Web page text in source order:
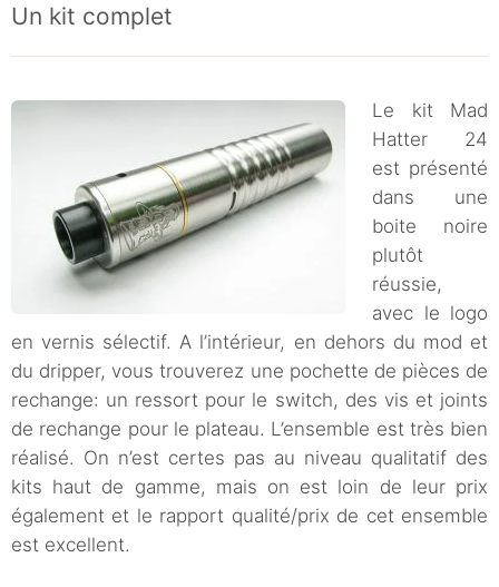
Un kit complet
Le kit Mad
Hatter 24
est présenté
dans une
boite noire
plutôt
réussie,
avec le logo
en vernis sélectif. A l’intérieur, en dehors du mod et
du dripper, vous trouverez une pochette de pièces de
rechange: un ressort pour le switch, des vis et joints
de rechange pour le plateau. L’ensemble est très bien
réalisé. On n’est certes pas au niveau qualitatif des
kits haut de gamme, mais on est loin de leur prix
également et le rapport qualité/prix de cet ensemble
est excellent.